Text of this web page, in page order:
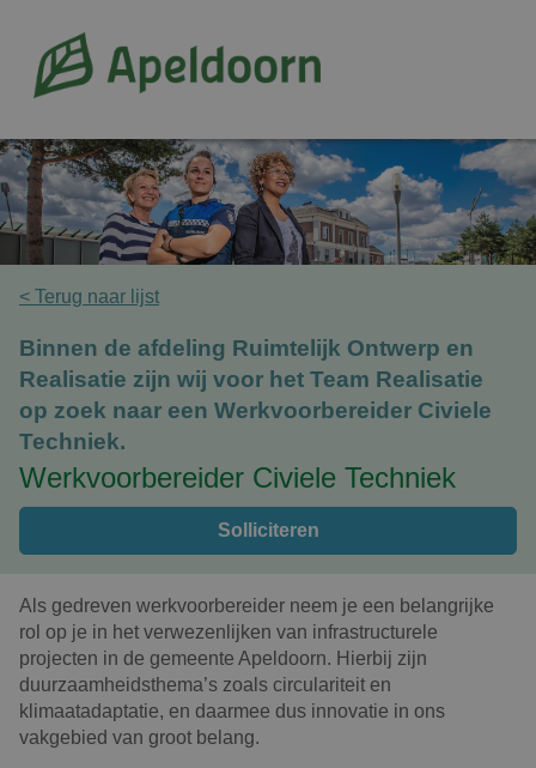
< Terug naar lijst
Binnen de afdeling Ruimtelijk Ontwerp en
Realisatie zijn wij voor het Team Realisatie
op zoek naar een Werkvoorbereider Civiele
Techniek.
Werkvoorbereider Civiele Techniek
Solliciteren
Als gedreven werkvoorbereider neem je een belangrijke
rol op je in het verwezenlijken van infrastructurele
projecten in de gemeente Apeldoorn. Hierbij zijn
duurzaamheidsthema’s zoals circulariteit en
klimaatadaptatie, en daarmee dus innovatie in ons
vakgebied van groot belang.